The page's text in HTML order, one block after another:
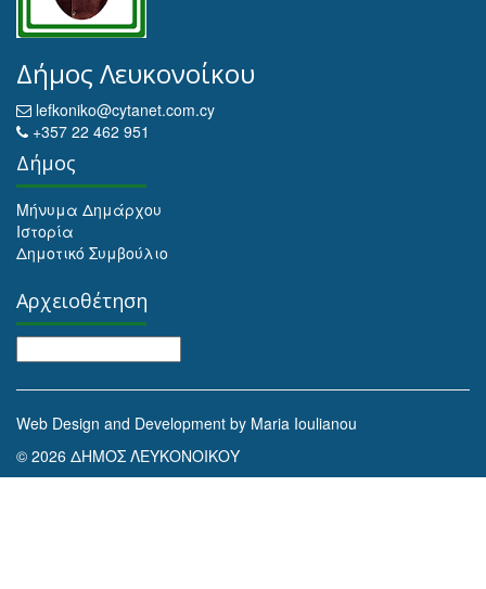
Δήμος Λευκονοίκου
lefkoniko@cytanet.com.cy
+357 22 462 951
Δήμος
Μήνυμα Δημάρχου
Ιστορία
Δημοτικό Συμβούλιο
Αρχειοθέτηση
Web Design and Development by Maria Ioulianou
© 2026 ΔΗΜΟΣ ΛΕΥΚΟΝΟΙΚΟΥ